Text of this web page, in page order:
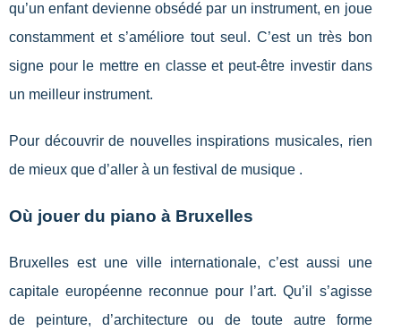
qu’un enfant devienne obsédé par un instrument, en joue
constamment et s’améliore tout seul. C’est un très bon
signe pour le mettre en classe et peut-être investir dans
un meilleur instrument.
Pour découvrir de nouvelles inspirations musicales, rien
de mieux que d’aller à un festival de musique .
Où jouer du piano à Bruxelles
Bruxelles est une ville internationale, c’est aussi une
capitale européenne reconnue pour l’art. Qu’il s’agisse
de peinture, d’architecture ou de toute autre forme